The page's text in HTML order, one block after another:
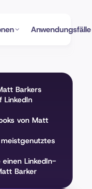
Anwendungsfälle
Barkers
LinkedIn
von Matt
einen LinkedIn-
Barker